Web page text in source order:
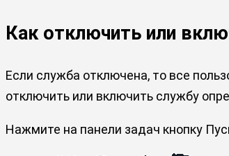
Как отключить или
Если служба отключена, то все
отключить или включить службу
Нажмите на панели задач кнопку